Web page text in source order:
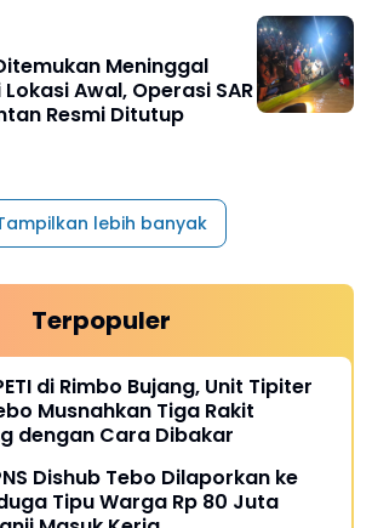
Meninggal
Awal, Operasi SAR
Resmi Ditutup
lebih banyak
Terpopuler
di Rimbo Bujang, Unit Tipiter
Musnahkan Tiga Rakit
dengan Cara Dibakar
Dishub Tebo Dilaporkan ke
Tipu Warga Rp 80 Juta